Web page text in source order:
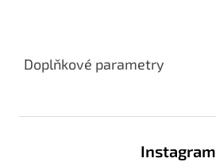
Doplňkové parametry
Instagram